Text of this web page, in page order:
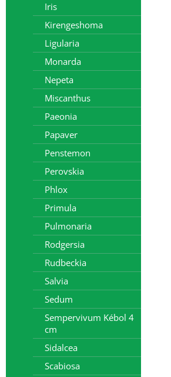
Iris
Kirengeshoma
Ligularia
Monarda
Nepeta
Miscanthus
Paeonia
Papaver
Penstemon
Perovskia
Phlox
Primula
Pulmonaria
Rodgersia
Rudbeckia
Salvia
Sedum
Sempervivum Kébol 4
cm
Sidalcea
Scabiosa